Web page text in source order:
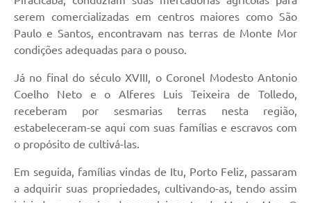
SIC
serem comercializadas em centros maiores como São
Paulo e Santos, encontravam nas terras de Monte Mor
condições adequadas para o pouso.
Já no final do século XVIII, o Coronel Modesto Antonio
Coelho Neto e o Alferes Luis Teixeira de Tolledo,
receberam por sesmarias terras nesta região,
estabeleceram-se aqui com suas famílias e escravos com
o propósito de cultivá-las.
Em seguida, famílias vindas de Itu, Porto Feliz, passaram
a adquirir suas propriedades, cultivando-as, tendo assim